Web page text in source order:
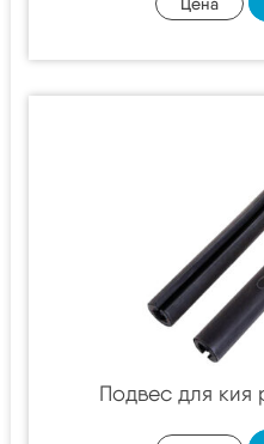
Подвес для кия